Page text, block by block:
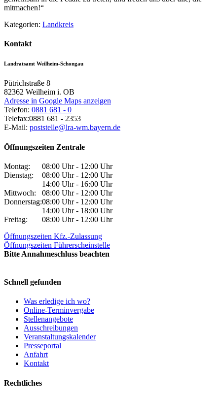
mitmachen!“
Kategorien: Landkreis
Kontakt
Landratsamt Weilheim-Schongau
Pütrichstraße 8
82362 Weilheim i. OB
Adresse in Google Maps anzeigen
Telefon: 0881 681 - 0
Telefax:0881 681 - 2353
E-Mail: poststelle@lra-wm.bayern.de
Öffnungszeiten Zentrale
Montag:
08:00 Uhr - 12:00 Uhr
Dienstag:
08:00 Uhr - 12:00 Uhr
14:00 Uhr - 16:00 Uhr
Mittwoch:
08:00 Uhr - 12:00 Uhr
Donnerstag:08:00 Uhr - 12:00 Uhr
14:00 Uhr - 18:00 Uhr
Freitag:
08:00 Uhr - 12:00 Uhr
Öffnungszeiten Kfz.-Zulassung
Öffnungszeiten Führerscheinstelle
Bitte Annahmeschluss beachten
Schnell gefunden
Was erledige ich wo?
Online-Terminvergabe
Stellenangebote
Ausschreibungen
Veranstaltungskalender
Presseportal
Anfahrt
Kontakt
Rechtliches